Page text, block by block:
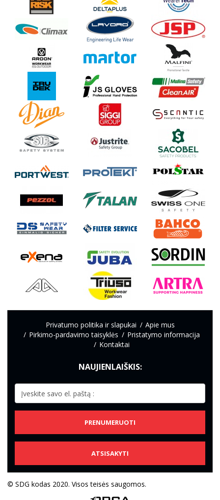
Privatumo politika ir slapukai
Apie mus
Pirkimo-pardavimo taisyklės
Pristatymo informacija
Kontaktai
NAUJIENLAIŠKIS:
PRENUMERUOTI
ATSISAKYTI
© SDG kodas 2020. Visos teisės saugomos.